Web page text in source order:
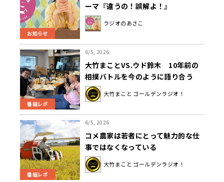
お知らせ
ーマ『違うの！誤解よ！』
ラジオのあさこ
番組レポ
6/5, 2026
大竹まことVS.ウド鈴木 10年前の
相撲バトルを今のように語り合う
「もう、秒殺だよ」
大竹まこと ゴールデンラジオ！
番組レポ
6/5, 2026
コメ農家は若者にとって魅力的な仕
事ではなくなっている
大竹まこと ゴールデンラジオ！